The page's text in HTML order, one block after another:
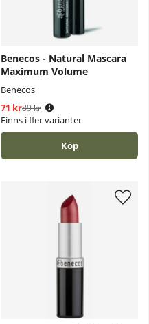
Benecos - Natural Mascara
Maximum Volume
Benecos
71 kr
Ordinarie pris:
89 kr
Finns i fler varianter
Köp